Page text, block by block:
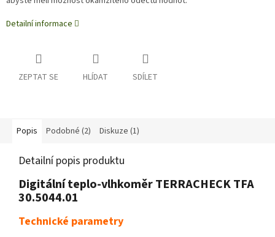
Detailní informace
ZEPTAT SE HLÍDAT SDÍLET
Popis Podobné (2) Diskuze (1)
Detailní popis produktu
Digitální teplo-vlhkoměr TERRACHECK TFA
30.5044.01
Technické parametry